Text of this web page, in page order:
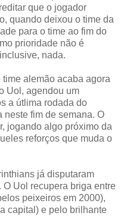
que o jogador
quando deixou o time da
para o time ao fim do
prioridade não é
nada.
alemão acaba agora
Uol, agendou um
a útlima rodada do
neste fim de semana. O
jogando algo próximo da
reforços que muda o
já disputaram
Uol recupera briga entre
peixeiros em 2000),
capital) e pelo brilhante